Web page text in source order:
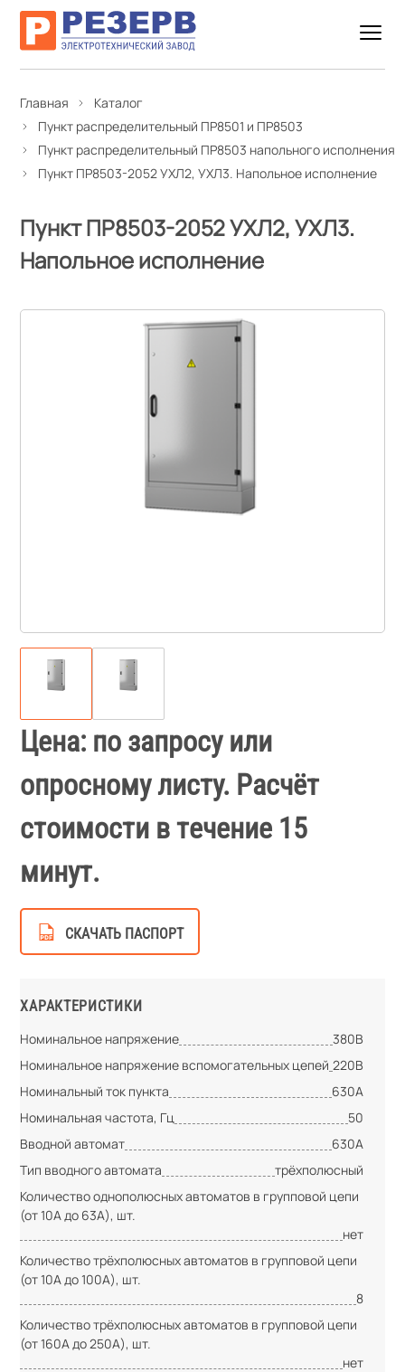
Главная
Каталог
Пункт распределительный ПР8501 и ПР8503
Пункт распределительный ПР8503 напольного исполнения
Пункт ПР8503-2052 УХЛ2, УХЛ3. Напольное исполнение
Пункт ПР8503-2052 УХЛ2, УХЛ3.
Напольное исполнение
Цена: по запросу или
опросному листу. Расчёт
стоимости в течение 15
минут.
СКАЧАТЬ ПАСПОРТ
ХАРАКТЕРИСТИКИ
Номинальное напряжение
380В
Номинальное напряжение вспомогательных цепей 220В
Номинальный ток пункта
630А
Номинальная частота, Гц
50
Вводной автомат
630А
Тип вводного автомата
трёхполюсный
Количество однополюсных автоматов в групповой цепи
(от 10А до 63А), шт.
нет
Количество трёхполюсных автоматов в групповой цепи
(от 10А до 100А), шт.
8
Количество трёхполюсных автоматов в групповой цепи
(от 160А до 250А), шт.
нет